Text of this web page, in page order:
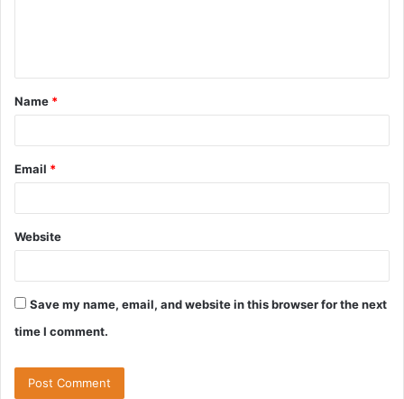
t
*
Name *
Email *
Website
Save my name, email, and website in this browser for the next
time I comment.